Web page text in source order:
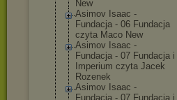
New
Asimov Isaac -
Fundacja - 06 Fundacja
czyta Maco New
Asimov Isaac -
Fundacja - 07 Fundacja i
Imperium czyta Jacek
Rozenek
Asimov Isaac -
Fundacja - 07 Fundacja i